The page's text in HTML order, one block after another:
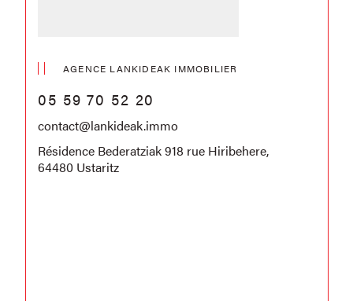
AGENCE LANKIDEAK IMMOBILIER
05 59 70 52 20
contact@lankideak.immo
Résidence Bederatziak 918 rue Hiribehere,
64480 Ustaritz